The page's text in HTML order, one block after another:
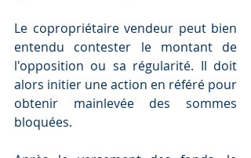
Le copropriétaire vendeur peut bien
entendu contester le montant de
l'opposition ou sa régularité. Il doit
alors initier une action en référé pour
obtenir mainlevée des sommes
bloquées.